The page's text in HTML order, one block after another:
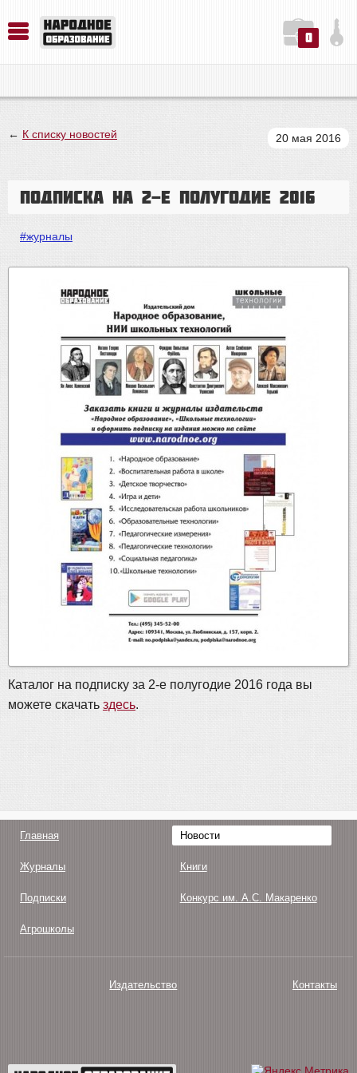
0
← К списку новостей 20 мая 2016
Подписка на 2-е полугодие 2016
#журналы
Каталог на подписку за 2-е полугодие 2016 года вы
можете скачать здесь.
Главная Новости
Журналы Книги
Подписки Конкурс им. А.С. Макаренко
Агрошколы
Издательство Контакты